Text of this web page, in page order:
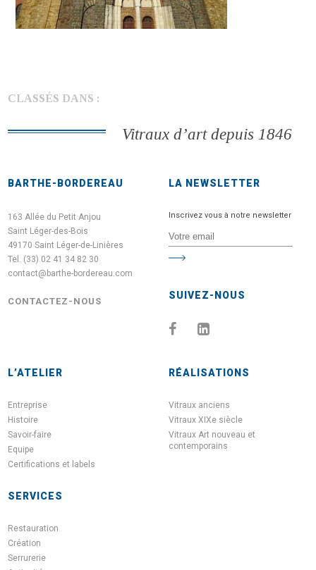
CLASSÉS DANS :
Vitraux d’art depuis 1846
BARTHE-BORDEREAU
163 Allée du Petit Anjou
Saint Léger-des-Bois
49170 Saint Léger-de-Linières
Tel. (33) 02 41 34 82 30
contact@barthe-bordereau.com
CONTACTEZ-NOUS
LA NEWSLETTER
Inscrivez vous à notre newsletter
SUIVEZ-NOUS
L’ATELIER
Entreprise
Histoire
Savoir-faire
Equipe
Certifications et labels
SERVICES
Restauration
Création
Serrurerie
RÉALISATIONS
Vitraux anciens
Vitraux XIXe siècle
Vitraux Art nouveau et
contemporains